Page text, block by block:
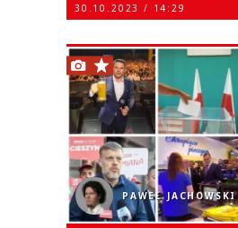
30.10.2023 / 14:29
PAWEŁ JACHOWSKI